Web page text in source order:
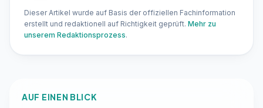
Dieser Artikel wurde auf Basis der offiziellen Fachinformation
erstellt und redaktionell auf Richtigkeit geprüft. Mehr zu
unserem Redaktionsprozess.
AUF EINEN BLICK